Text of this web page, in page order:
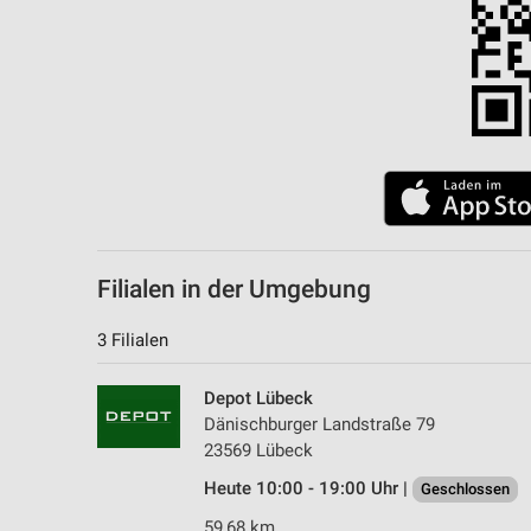
Filialen in der Umgebung
3 Filialen
Depot Lübeck
Dänischburger Landstraße 79
23569 Lübeck
Heute 10:00 - 19:00 Uhr |
Geschlossen